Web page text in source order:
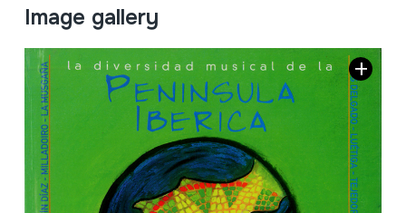
Image gallery